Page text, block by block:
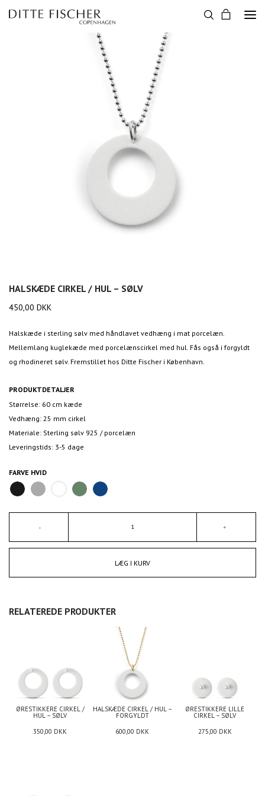
HALSKÆDE CIRKEL / HUL – SØLV
450,00 DKK
Halskæde i sterling sølv med håndlavet vedhæng i mat porcelæn.
Mellemlang kuglekæde med porcelænscirkel med hul. Fås også i forgyldt
og rhodineret sølv. Fremstillet hos Ditte Fischer i København.
PRODUKTDETALJER
Størrelse: 60 cm kæde
Vedhæng: 25 mm cirkel
Materiale: Sterling sølv 925 / porcelæn
Leveringstids: 3-5 dage
FARVE HVID
LÆG I KURV
RELATEREDE PRODUKTER
ØRESTIKKERE CIRKEL /
HUL – SØLV
350,00 DKK
HALSKÆDE CIRKEL / HUL –
FORGYLDT
600,00 DKK
ØRESTIKKERE LILLE
CIRKEL – SØLV
275,00 DKK